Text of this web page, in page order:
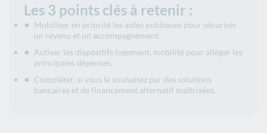
Les 3 points clés à retenir :
Mobiliser en priorité les aides publiques pour sécuriser
un revenu et un accompagnement.
Activer les dispositifs logement, mobilité pour alléger les
principales dépenses.
Compléter, si vous le souhaitez par des solutions
bancaires et de financement alternatif maîtrisées.